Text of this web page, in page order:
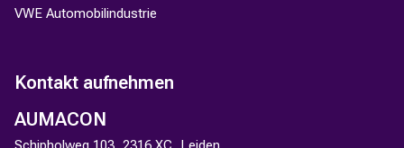
VWE Automobilindustrie
Kontakt aufnehmen
AUMACON